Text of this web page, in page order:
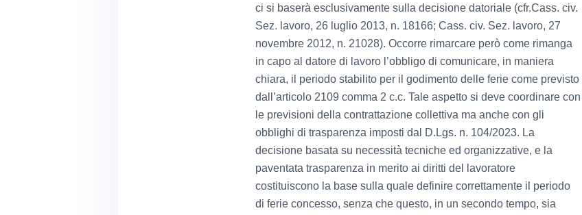
ci si baserà esclusivamente sulla decisione datoriale (cfr.Cass. civ.
Sez. lavoro, 26 luglio 2013, n. 18166; Cass. civ. Sez. lavoro, 27
novembre 2012, n. 21028). Occorre rimarcare però come rimanga
in capo al datore di lavoro l’obbligo di comunicare, in maniera
chiara, il periodo stabilito per il godimento delle ferie come previsto
dall’articolo 2109 comma 2 c.c. Tale aspetto si deve coordinare con
le previsioni della contrattazione collettiva ma anche con gli
obblighi di trasparenza imposti dal D.Lgs. n. 104/2023. La
decisione basata su necessità tecniche ed organizzative, e la
paventata trasparenza in merito ai diritti del lavoratore
costituiscono la base sulla quale definire correttamente il periodo
di ferie concesso, senza che questo, in un secondo tempo, sia